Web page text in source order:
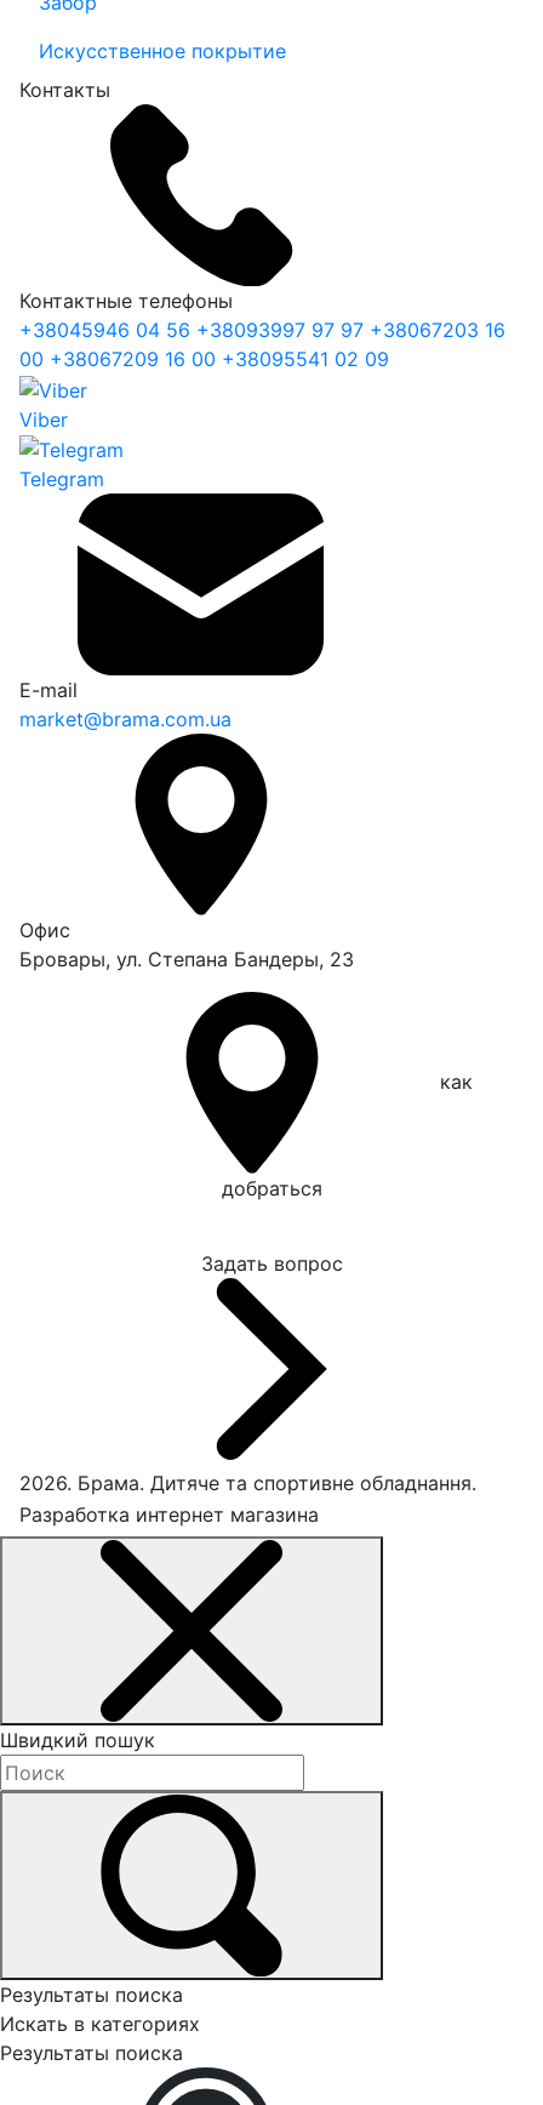
Искусственное покрытие
Контакты
Контактные телефоны
+38045946 04 56 +38093997 97 97 +38067203 16
00 +38067209 16 00 +38095541 02 09
Viber
Telegram
E-mail
market@brama.com.ua
Офис
Бровары, ул. Степана Бандеры, 23
как
добраться
Задать вопрос
2026. Брама. Дитяче та спортивне обладнання.
Разработка интернет магазина
Швидкий пошук
Результаты поиска
Искать в категориях
Результаты поиска